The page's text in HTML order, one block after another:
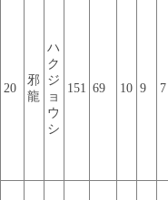
20
邪
龍
ハ
ク
ジ
ョ
ウ
シ
151 69 10 9 7